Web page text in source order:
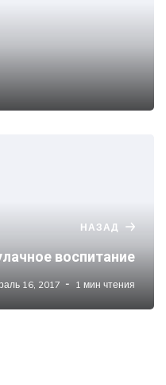
НАЗАД
воспитание
16, 2017 1 мин чтения